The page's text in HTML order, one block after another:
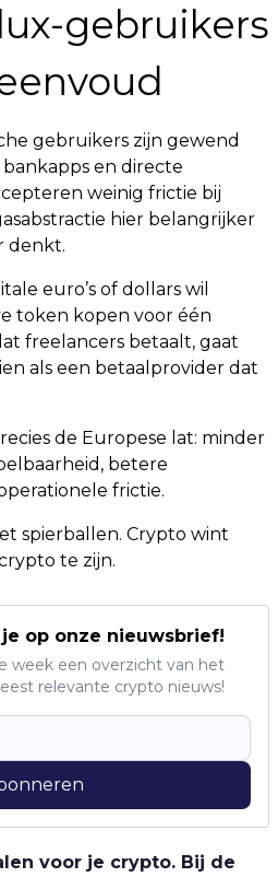
gebruikers
gebruikers zijn gewend
bankapps en directe
weinig frictie bij
hier belangrijker
denkt.
euro’s of dollars wil
token kopen voor één
freelancers betaalt, gaat
als een betaalprovider dat
de Europese lat: minder
betere
frictie.
spierballen. Crypto wint
te zijn.
op onze nieuwsbrief!
week een overzicht van het
relevante crypto nieuws!
voor je crypto. Bij de